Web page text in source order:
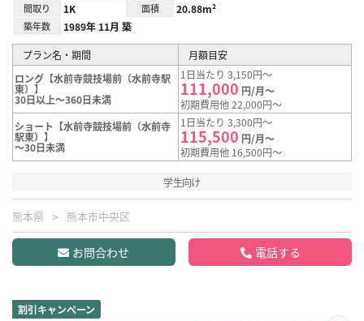
間取り 1K 面積 20.88m²
築年数 1989年 11月 築
プラン名・期間
月額目安
ロング【水前寺競技場前（水前寺駅
東）】
30日以上～360日未満
1日当たり 3,150円～
111,000 円/月～
初期費用他 22,000円～
ショート【水前寺競技場前（水前寺
駅東）】
～30日未満
1日当たり 3,300円～
115,500 円/月～
初期費用他 16,500円～
学生向け
熊本県 熊本市中央区
お問合わせ 電話する
割引キャンペーン